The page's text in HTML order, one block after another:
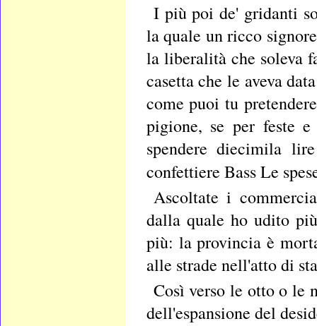
I più poi de' gridanti
la quale un ricco
la liberalità che soleva
casetta che le aveva
come puoi tu
pigione, se per feste
spendere diecimila
confettiere BassLe
Ascoltate i
dalla quale ho udito
più: la provincia è
alle strade nell'atto di
Così verso le otto o le
dell'espansione del